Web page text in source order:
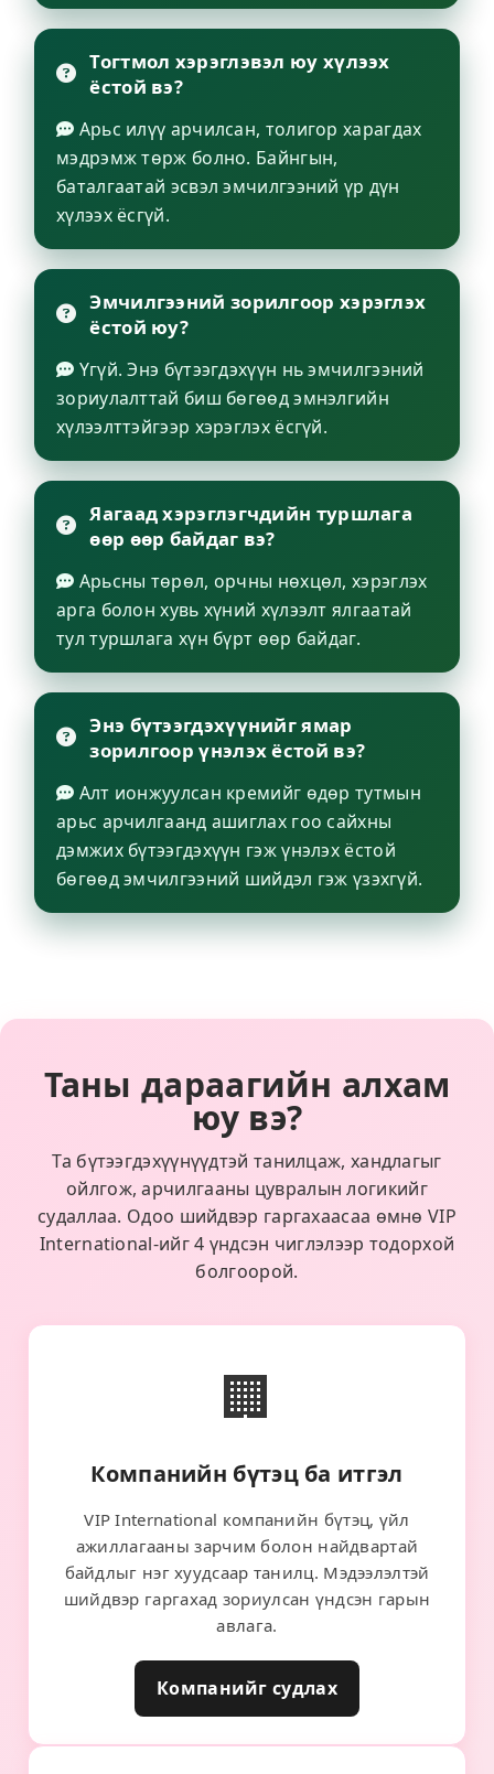
Тогтмол хэрэглэвэл юу хүлээх
ёстой вэ?
Арьс илүү арчилсан, толигор харагдах
мэдрэмж төрж болно. Байнгын,
баталгаатай эсвэл эмчилгээний үр дүн
хүлээх ёсгүй.
Эмчилгээний зорилгоор хэрэглэх
ёстой юу?
Үгүй. Энэ бүтээгдэхүүн нь эмчилгээний
зориулалттай биш бөгөөд эмнэлгийн
хүлээлттэйгээр хэрэглэх ёсгүй.
Яагаад хэрэглэгчдийн туршлага
өөр өөр байдаг вэ?
Арьсны төрөл, орчны нөхцөл, хэрэглэх
арга болон хувь хүний хүлээлт ялгаатай
тул туршлага хүн бүрт өөр байдаг.
Энэ бүтээгдэхүүнийг ямар
зорилгоор үнэлэх ёстой вэ?
Алт ионжуулсан кремийг өдөр тутмын
арьс арчилгаанд ашиглах гоо сайхны
дэмжих бүтээгдэхүүн гэж үнэлэх ёстой
бөгөөд эмчилгээний шийдэл гэж үзэхгүй.
Таны дараагийн алхам
юу вэ?
Та бүтээгдэхүүнүүдтэй танилцаж, хандлагыг
ойлгож, арчилгааны цувралын логикийг
судаллаа. Одоо шийдвэр гаргахаасаа өмнө VIP
International-ийг 4 үндсэн чиглэлээр тодорхой
болгоорой.
🏢
Компанийн бүтэц ба итгэл
VIP International компанийн бүтэц, үйл
ажиллагааны зарчим болон найдвартай
байдлыг нэг хуудсаар танилц. Мэдээлэлтэй
шийдвэр гаргахад зориулсан үндсэн гарын
авлага.
Компанийг судлах